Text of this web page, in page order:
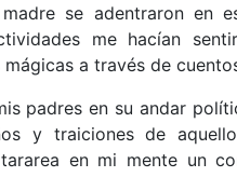
se adentraron en
me hacían
a través de
padres en su andar
y traiciones de
en mi mente un